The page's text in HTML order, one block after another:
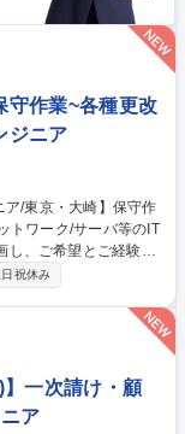
守作業~各種更改
ジニア
し、ご希望とご経験に
件によっては、リモ
囲を広げている方、リ
画を狙う方、様々な方
の昇級・昇格者が多
ら京浜地区への通勤
日祝休み
】一次請け・顧
ア